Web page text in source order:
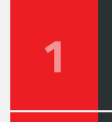
1